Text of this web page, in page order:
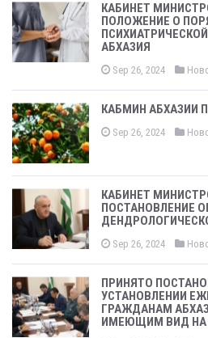
КАБИНЕТ
ПОЛОЖЕНИЕ О
АБХАЗИЯ
Sep 26, 2024
КАБМИН АБХАЗИИ
Sep 26, 2024
КАБИНЕТ
ПОСТАНОВЛЕНИЕ
Sep 26, 2024
ПРИНЯТО
УСТАНОВЛЕНИИ
ГРАЖДАНАМ
ИМЕЮЩИМ ВИД НА